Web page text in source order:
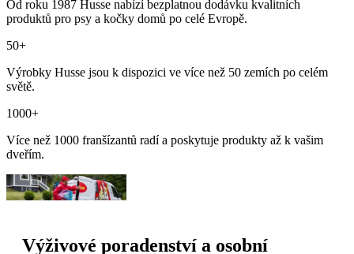
Od roku 1987 Husse nabízí bezplatnou dodávku kvalitních
produktů pro psy a kočky domů po celé Evropě.
50+
Výrobky Husse jsou k dispozici ve více než 50 zemích po celém
světě.
1000+
Více než 1000 franšízantů radí a poskytuje produkty až k vašim
dveřím.
Výživové poradenství a osobní